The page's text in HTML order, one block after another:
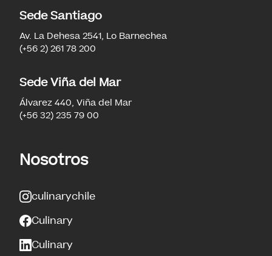
Sede Santiago
Av. La Dehesa 2541, Lo Barnechea
(+56 2) 261 78 200
Sede Viña del Mar
Álvarez 440, Viña del Mar
(+56 32) 235 79 00
Nosotros
culinarychile
Culinary
Culinary